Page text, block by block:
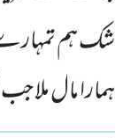
شک ہم تمہارے
ہمارا مال ملا